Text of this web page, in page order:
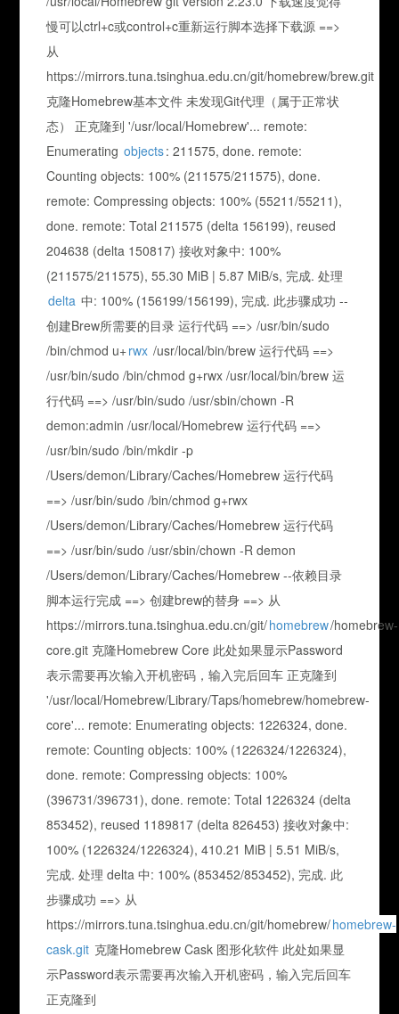
慢可以ctrl+c或control+c重新运行脚本选择下载源 ==>
从
https://mirrors.tuna.tsinghua.edu.cn/git/homebrew/brew.git
克隆Homebrew基本文件 未发现Git代理（属于正常状
态） 正克隆到 '/usr/local/Homebrew'... remote:
Enumerating objects: 211575, done. remote:
Counting objects: 100% (211575/211575), done.
remote: Compressing objects: 100% (55211/55211),
done. remote: Total 211575 (delta 156199), reused
204638 (delta 150817) 接收对象中: 100%
(211575/211575), 55.30 MiB | 5.87 MiB/s, 完成. 处理
delta 中: 100% (156199/156199), 完成. 此步骤成功 --
创建Brew所需要的目录 运行代码 ==> /usr/bin/sudo
/bin/chmod u+rwx /usr/local/bin/brew 运行代码 ==>
/usr/bin/sudo /bin/chmod g+rwx /usr/local/bin/brew 运
行代码 ==> /usr/bin/sudo /usr/sbin/chown -R
demon:admin /usr/local/Homebrew 运行代码 ==>
/usr/bin/sudo /bin/mkdir -p
/Users/demon/Library/Caches/Homebrew 运行代码
==> /usr/bin/sudo /bin/chmod g+rwx
/Users/demon/Library/Caches/Homebrew 运行代码
==> /usr/bin/sudo /usr/sbin/chown -R demon
/Users/demon/Library/Caches/Homebrew --依赖目录
脚本运行完成 ==> 创建brew的替身 ==> 从
https://mirrors.tuna.tsinghua.edu.cn/git/homebrew/homebrew-
core.git 克隆Homebrew Core 此处如果显示Password
表示需要再次输入开机密码，输入完后回车 正克隆到
'/usr/local/Homebrew/Library/Taps/homebrew/homebrew-
core'... remote: Enumerating objects: 1226324, done.
remote: Counting objects: 100% (1226324/1226324),
done. remote: Compressing objects: 100%
(396731/396731), done. remote: Total 1226324 (delta
853452), reused 1189817 (delta 826453) 接收对象中:
100% (1226324/1226324), 410.21 MiB | 5.51 MiB/s,
完成. 处理 delta 中: 100% (853452/853452), 完成. 此
步骤成功 ==> 从
https://mirrors.tuna.tsinghua.edu.cn/git/homebrew/homebrew-
cask.git 克隆Homebrew Cask 图形化软件 此处如果显
示Password表示需要再次输入开机密码，输入完后回车
正克隆到